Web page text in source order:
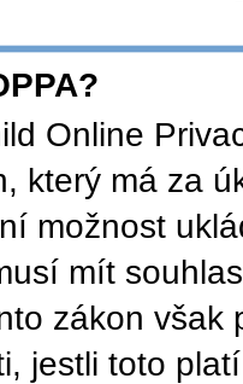
Online
který má za
možnost
mít
zákon
jestli toto